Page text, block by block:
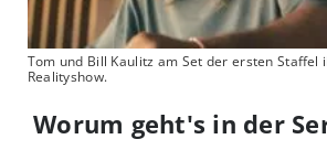
Tom und Bill Kaulitz am Set der ersten Staffel
Realityshow.
Worum geht's in der